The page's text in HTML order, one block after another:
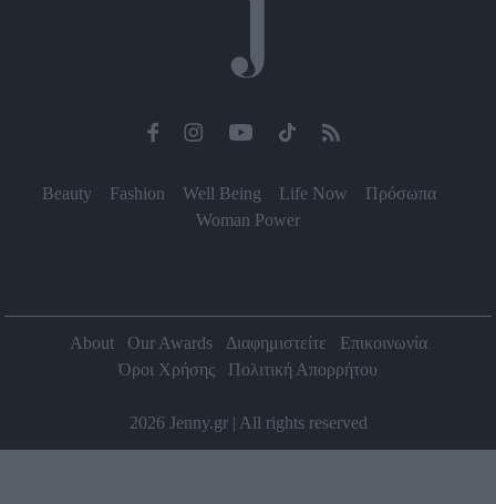
Beauty Fashion Well Being Life Now
Πρόσωπα
Woman Power
About Our Awards Διαφημιστείτε
Επικοινωνία
Όροι Χρήσης
Πολιτική Απορρήτου
2026 Jenny.gr | All rights reserved